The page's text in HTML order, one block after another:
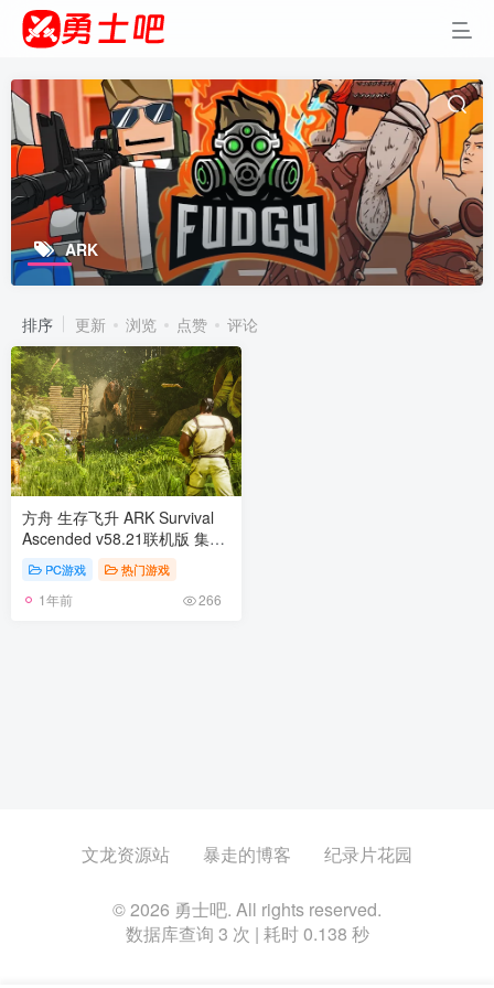
ARK
排序 更新 浏览 点赞 评论
方舟 生存飞升 ARK Survival
Ascended v58.21联机版 集成
全DLC 官方中文
PC游戏 热门游戏
1年前 266
文龙资源站 暴走的博客 纪录片花园
© 2026 勇士吧. All rights reserved.
数据库查询 3 次 | 耗时 0.138 秒